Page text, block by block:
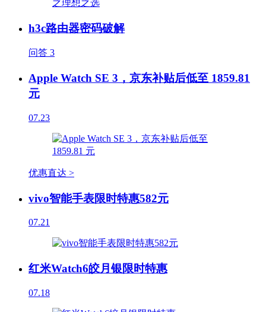
h3c路由器密码破解
问答 3
Apple Watch SE 3，京东补贴后低至 1859.81
元
07.23
优惠直达 >
vivo智能手表限时特惠582元
07.21
红米Watch6皎月银限时特惠
07.18